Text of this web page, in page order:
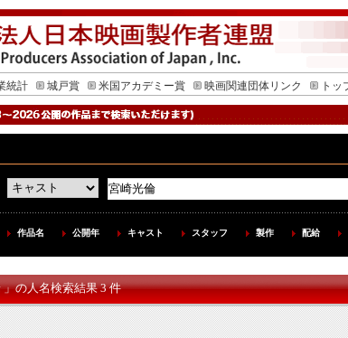
統計 城戸賞 米国アカデミー賞 映画関連団体リンク トッ
作品名 公開年 キャスト スタッフ 製作 配給
の人名検索結果 3 件